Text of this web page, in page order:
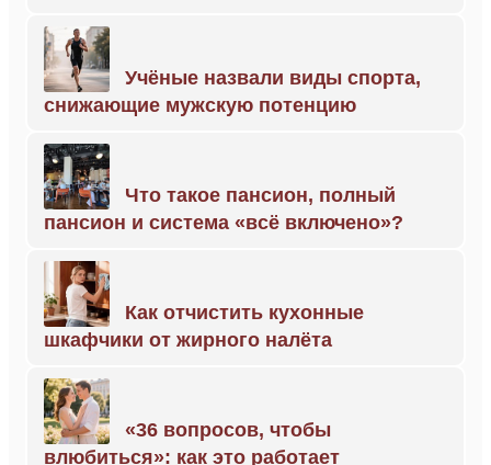
Учёные назвали виды спорта,
снижающие мужскую потенцию
Что такое пансион, полный
пансион и система «всё включено»?
Как отчистить кухонные
шкафчики от жирного налёта
«36 вопросов, чтобы
влюбиться»: как это работает